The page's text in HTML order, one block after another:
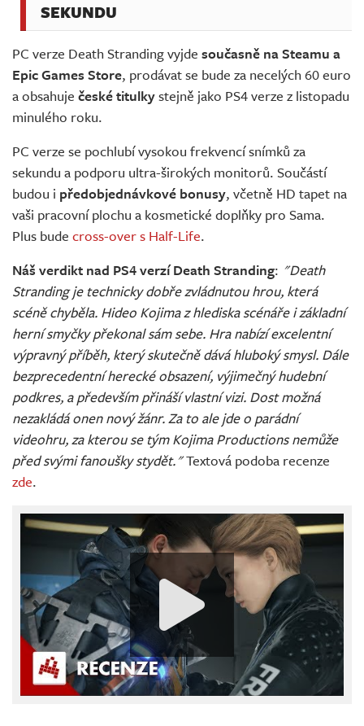
SEKUNDU
PC verze Death Stranding vyjde současně na Steamu a
Epic Games Store, prodávat se bude za necelých 60 euro
a obsahuje české titulkystejně jako PS4 verze z listopadu
minulého roku.
PC verze se pochlubí vysokou frekvencí snímků za
sekundu a podporu ultra-širokých monitorů. Součástí
budou i předobjednávkové bonusy, včetně HD tapet na
vaši pracovní plochu a kosmetické doplňky pro Sama.
Plus bude cross-over s Half-Life.
Náš verdikt nad PS4 verzí Death Stranding: "Death
Stranding je technicky dobře zvládnutou hrou, která
scéně chyběla. Hideo Kojima z hlediska scénáře i základní
herní smyčky překonal sám sebe. Hra nabízí excelentní
výpravný příběh, který skutečně dává hluboký smysl. Dále
bezprecedentní herecké obsazení, výjimečný hudební
podkres, a především přináší vlastní vizi. Dost možná
nezakládá onen nový žánr. Za to ale jde o parádní
videohru, za kterou se tým Kojima Productions nemůže
před svými fanoušky stydět."Textová podoba recenze
zde.